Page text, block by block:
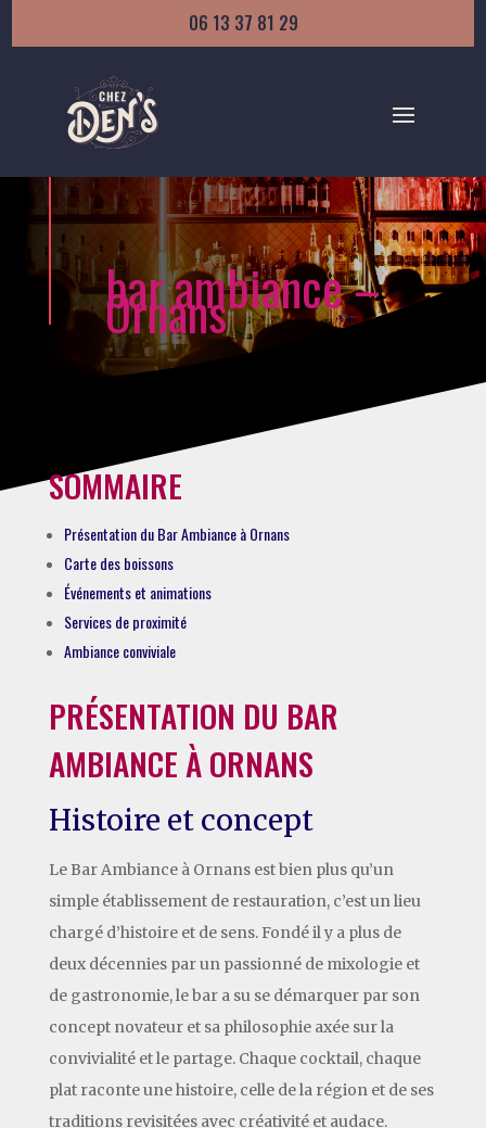
06 13 37 81 29
bar ambiance –
Ornans
SOMMAIRE
Présentation du Bar Ambiance à Ornans
Carte des boissons
Événements et animations
Services de proximité
Ambiance conviviale
PRÉSENTATION DU BAR
AMBIANCE À ORNANS
Histoire et concept
Le Bar Ambiance à Ornans est bien plus qu’un
simple établissement de restauration, c’est un lieu
chargé d’histoire et de sens. Fondé il y a plus de
deux décennies par un passionné de mixologie et
de gastronomie, le bar a su se démarquer par son
concept novateur et sa philosophie axée sur la
convivialité et le partage. Chaque cocktail, chaque
plat raconte une histoire, celle de la région et de ses
traditions revisitées avec créativité et audace.